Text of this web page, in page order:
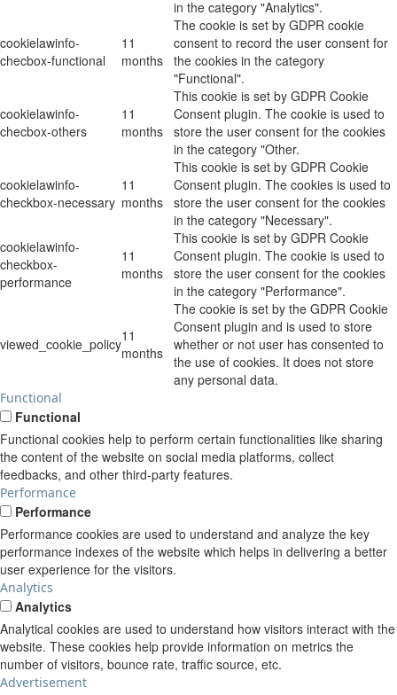
in the category "Analytics".
cookielawinfo-
checbox-functional
11
months
The cookie is set by GDPR cookie
consent to record the user consent for
the cookies in the category
"Functional".
cookielawinfo-
checbox-others
11
months
This cookie is set by GDPR Cookie
Consent plugin. The cookie is used to
store the user consent for the cookies
in the category "Other.
cookielawinfo-
checkbox-necessary
11
months
This cookie is set by GDPR Cookie
Consent plugin. The cookies is used to
store the user consent for the cookies
in the category "Necessary".
cookielawinfo-
checkbox-
performance
11
months
This cookie is set by GDPR Cookie
Consent plugin. The cookie is used to
store the user consent for the cookies
in the category "Performance".
viewed_cookie_policy11
months
The cookie is set by the GDPR Cookie
Consent plugin and is used to store
whether or not user has consented to
the use of cookies. It does not store
any personal data.
Functional
Functional
Functional cookies help to perform certain functionalities like sharing
the content of the website on social media platforms, collect
feedbacks, and other third-party features.
Performance
Performance
Performance cookies are used to understand and analyze the key
performance indexes of the website which helps in delivering a better
user experience for the visitors.
Analytics
Analytics
Analytical cookies are used to understand how visitors interact with the
website. These cookies help provide information on metrics the
number of visitors, bounce rate, traffic source, etc.
Advertisement